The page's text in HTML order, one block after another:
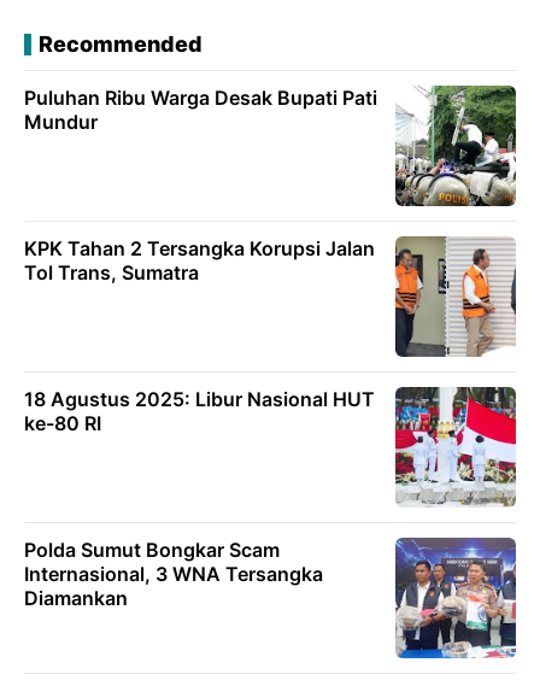
Recommended
Puluhan Ribu Warga Desak Bupati Pati
Mundur
KPK Tahan 2 Tersangka Korupsi Jalan
Tol Trans, Sumatra
18 Agustus 2025: Libur Nasional HUT
ke-80 RI
Polda Sumut Bongkar Scam
Internasional, 3 WNA Tersangka
Diamankan